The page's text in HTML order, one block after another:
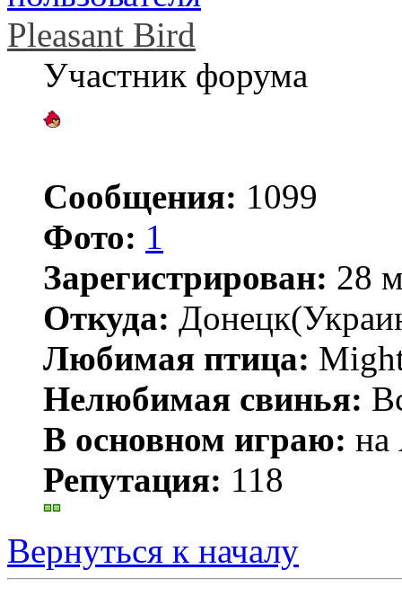
Pleasant Bird
Участник форума
Сообщения: 1099
Фото: 1
Зарегистрирован: 28
Откуда:
Любимая птица:
Нелюбимая свинья:
В основном играю: на
Репутация: 118
Вернуться к началу